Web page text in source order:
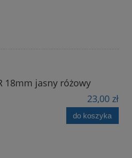
18mm jasny różowy
23,00 zł
do koszyka